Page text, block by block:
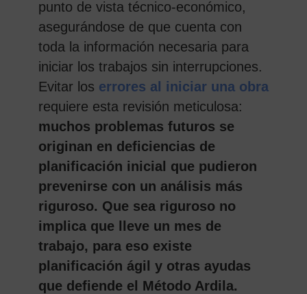
punto de vista técnico-económico,
asegurándose de que cuenta con
toda la información necesaria para
iniciar los trabajos sin interrupciones.
Evitar los errores al iniciar una obra
requiere esta revisión meticulosa:
muchos problemas futuros se
originan en deficiencias de
planificación inicial que pudieron
prevenirse con un análisis más
riguroso. Que sea riguroso no
implica que lleve un mes de
trabajo, para eso existe
planificación ágil y otras ayudas
que defiende el Método Ardila.